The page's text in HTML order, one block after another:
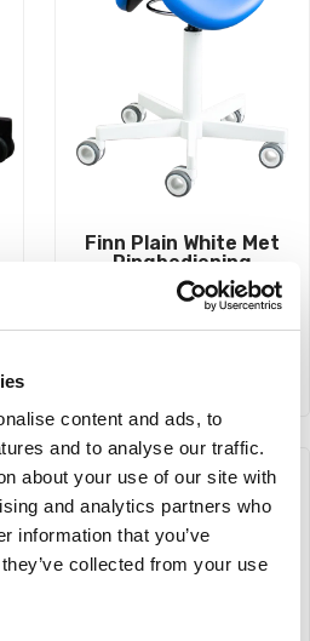
content and ads, to
and to analyse our traffic.
about your use of our site with
and analytics partners who
information that you’ve
collected from your use
Finn Plain White Met
Ringbediening
411,40